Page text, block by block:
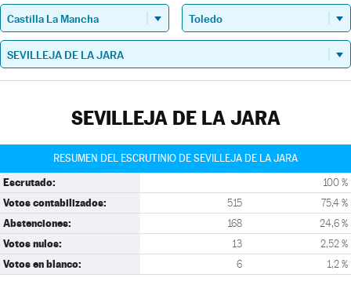
SEVILLEJA DE LA JARA
RESUMEN DEL ESCRUTINIO DE SEVILLEJA DE LA JARA
Escrutado: 100 %
Votos contabilizados: 515 75,4 %
Abstenciones: 168 24,6 %
Votos nulos: 13 2,52 %
Votos en blanco: 6 1,2 %